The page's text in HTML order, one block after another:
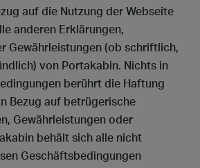
auf die Nutzung der Webseite
anderen Erklärungen,
Gewährleistungen (ob schriftlich,
von Portakabin. Nichts in
berührt die Haftung
Bezug auf betrügerische
Gewährleistungen oder
behält sich alle nicht
Geschäftsbedingungen